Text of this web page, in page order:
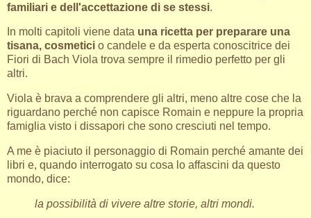
familiari e dell'accettazione di se stessi.
In molti capitoli viene data una ricetta per preparare una
tisana, cosmetici o candele e da esperta conoscitrice dei
Fiori di Bach Viola trova sempre il rimedio perfetto per gli
altri.
Viola è brava a comprendere gli altri, meno altre cose che la
riguardano perché non capisce Romain e neppure la propria
famiglia visto i dissapori che sono cresciuti nel tempo.
A me è piaciuto il personaggio di Romain perché amante dei
libri e, quando interrogato su cosa lo affascini da questo
mondo, dice:
la possibilità di vivere altre storie, altri mondi.